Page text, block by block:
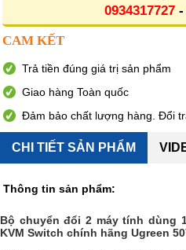
0934317727-
CAM KẾT
Trả tiền đúng giá trị sản phẩm
Giao hàng Toàn quốc
Đảm bảo chất lượng hàng. Đổi
CHI TIẾT SẢN PHẨM
Thông tin sản phẩm:
Bộ chuyển đổi 2 máy tính dùng
KVM Switch chính hãng Ugreen